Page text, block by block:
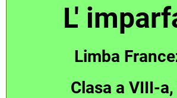
L'
Limba
Clasa a VIII-a,